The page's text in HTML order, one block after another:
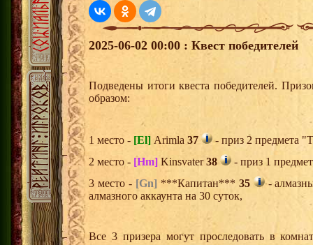
2025-06-02 00:00 : Квест победителей
Подведены итоги квеста победителей.
образом:
1 место - [El] Arimla 37
- приз 2 предмета
2 место - [Hm] Kinsvater38
- приз 1
3 место - [Gn] ***Капитан*** 35
-
алмазного аккаунта на 30 суток,
Все 3 призера могут проследовать в